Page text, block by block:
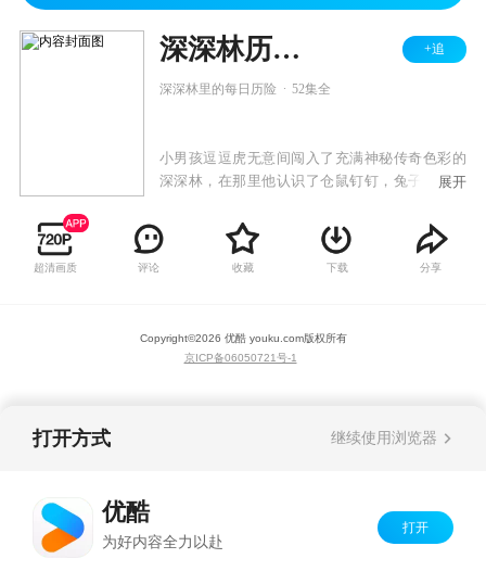
深深林历险记 +追
深深林里的每日历险 52集全
小男孩逗逗虎无意间闯入了充满神秘传奇色彩的
深深林，在那里他认识了仓鼠钉钉，兔子心心还
虎每天都能遇到好玩的事情，认识新的事物。每
天睡觉前，逗逗虎都会把当天在深深林发生的事
情写到自己的日记本里，日记本越写越厚，逗逗
展开
超清画质 评论 收藏 下载 分享
Copyright©2026 优酷 youku.com版权所有
京ICP备06050721号-1
打开方式 继续使用浏览器
优酷
为好内容全力以赴
打开